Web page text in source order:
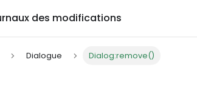
des modifications
Dialogue Dialog:remove()